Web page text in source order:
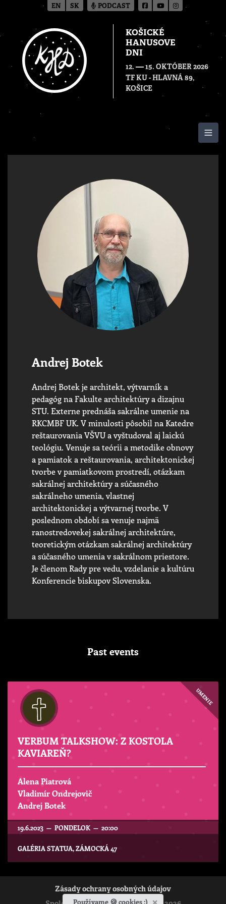
KOŠICKÉ
HANUSOVE
DNI
12. — 15. OKTÓBER 2026
TF KU - HLAVNÁ 89,
KOŠICE
Andrej Botek
Andrej Botek je architekt, výtvarník a
pedagóg na Fakulte architektúry a dizajnu
STU. Externe prednáša sakrálne umenie na
RKCMBF UK. V minulosti pôsobil na Katedre
reštaurovania VŠVU a vyštudoval aj laickú
teológiu. Venuje sa teórii a metodike obnovy
a pamiatok a reštaurovania, architektonickej
tvorbe v pamiatkovom prostredí, otázkam
sakrálnej architektúry a súčasného
sakrálneho umenia, vlastnej
architektonickej a výtvarnej tvorbe. V
poslednom období sa venuje najmä
ranostredovekej sakrálnej architektúre,
teoretickým otázkam sakrálnej architektúry
a súčasného umenia v sakrálnom priestore.
Je členom Rady pre vedu, vzdelanie a kultúru
Konferencie biskupov Slovenska.
Past events
UMENIE
VERBUM TALKSHOW: Z KOSTOLA
KAVIAREŇ?
Alena Piatrová
Vladimír Ondrejovič
Andrej Botek
19.6.2023 — PONDELOK — 20:00
GALÉRIA STATUA, ZÁMOCKÁ 47
EN SK PODCAST
Zásady ochrany osobných údajov
Používame 🍪 cookies :) ×